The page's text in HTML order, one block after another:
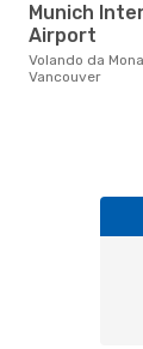
Munich International
Airport
Volando da Monaco di Baviera a
Vancouver